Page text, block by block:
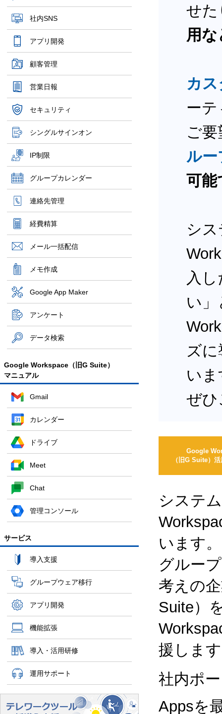
社内SNS
アプリ開発
顧客管理
営業日報
セキュリティ
シングルサインオン
IP制限
グループカレンダー
連絡先管理
経費精算
メール一括配信
メモ作成
Google App Maker
アンケート
データ検索
Google Workspace（旧G Suite）
マニュアル
Gmail
カレンダー
ドライブ
Meet
Chat
管理コンソール
サービス
導入支援
グループウェア移行
アプリ開発
機能拡張
導入・活用研修
運用サポート
せた
用な
カ
ー
ご
ルー
可能
シ
入
い
ズ
い
ぜひ
Google
（旧G Suite）
システ
います。
グルー
考えの
Suite）
援しま
社内ポ
Appsを